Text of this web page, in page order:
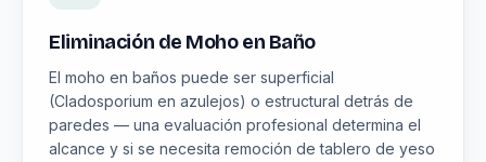
Eliminación de Moho en Baño
El moho en baños puede ser superficial
(Cladosporium en azulejos) o estructural detrás de
paredes — una evaluación profesional determina el
alcance y si se necesita remoción de tablero de yeso